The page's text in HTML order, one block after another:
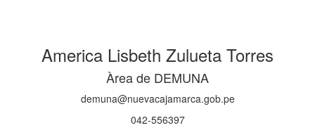
America Lisbeth Zulueta Torres
Àrea de DEMUNA
demuna@nuevacajamarca.gob.pe
042-556397